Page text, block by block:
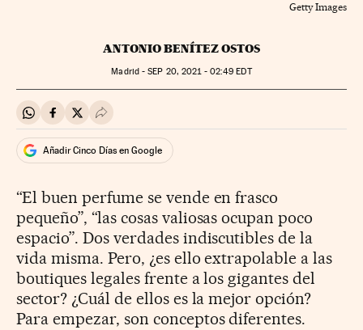
Getty Images
ANTONIO BENÍTEZ OSTOS
Madrid -SEP 20, 2021 - 02:49 EDT
Compartir en Whatsapp
Compartir en Facebook
Compartir en Twitter
Desplegar Redes Sociales
Añadir Cinco Días en Google
“El buen perfume se vende en frasco
pequeño”, “las cosas valiosas ocupan poco
espacio”. Dos verdades indiscutibles de la
vida misma. Pero, ¿es ello extrapolable a las
boutiques legales frente a los gigantes del
sector? ¿Cuál de ellos es la mejor opción?
Para empezar, son conceptos diferentes.